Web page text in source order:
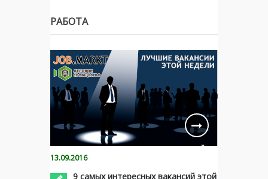
РАБОТА
13.09.2016
9 самых интересных вакансий этой